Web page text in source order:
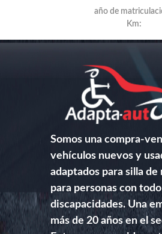
año de
Km:
Somos una compra-
vehículos nuevos y
adaptados para silla de
para personas con
discapacidades. Una
más de 20 años en el